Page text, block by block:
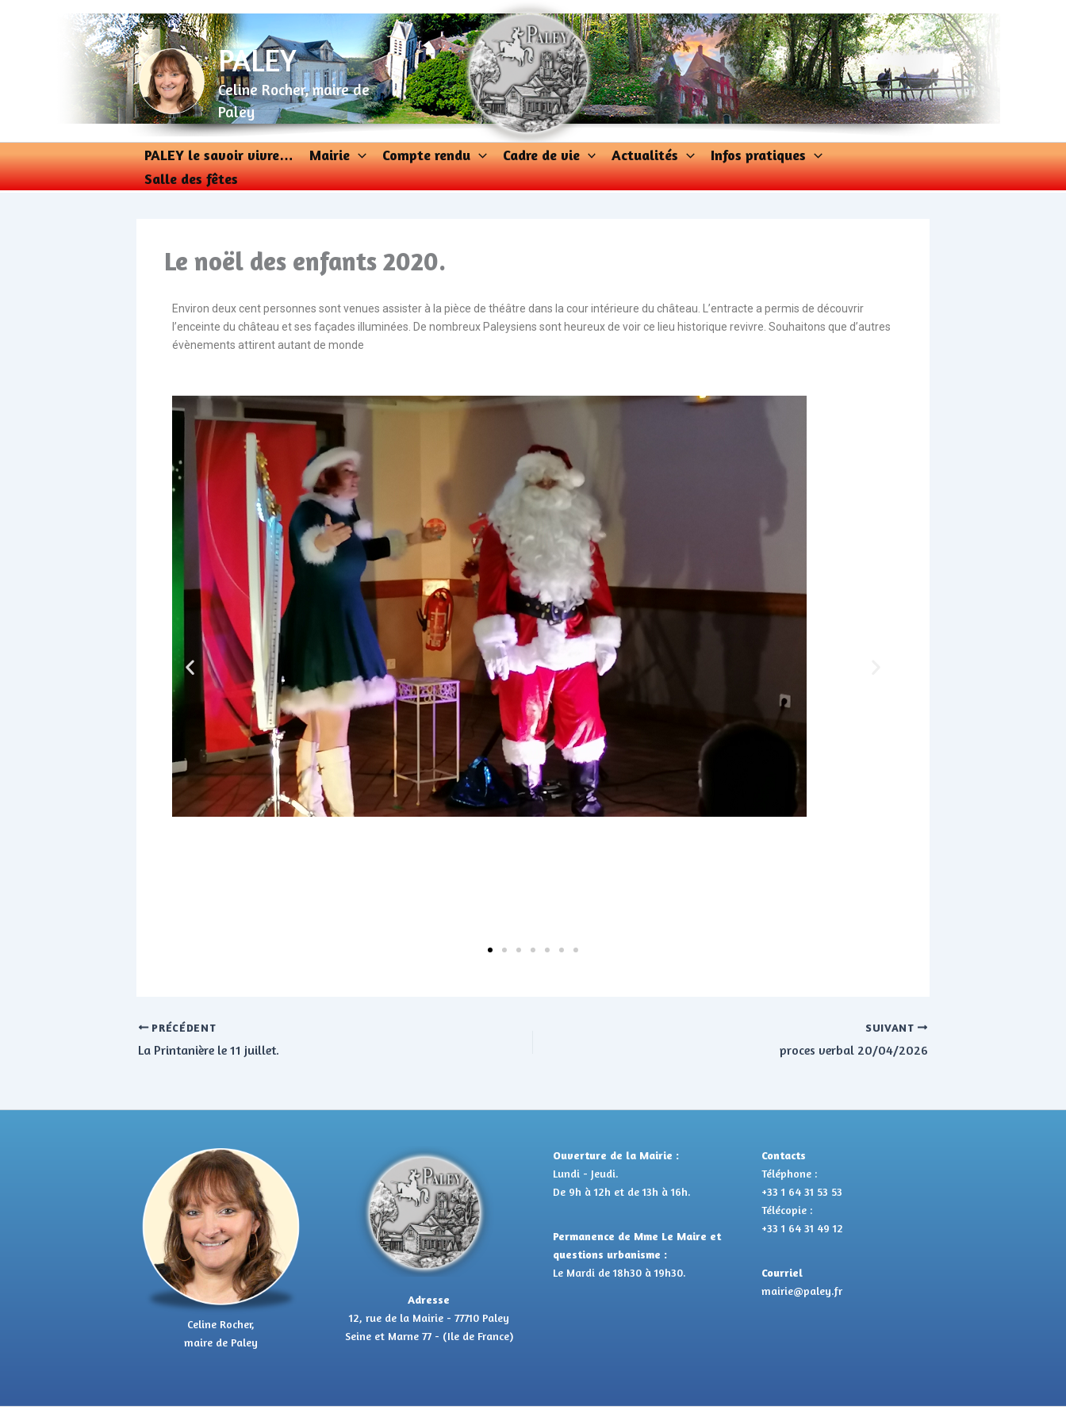
PALEY
Celine Rocher, maire de
Paley
PALEY le savoir vivre… Mairie Compte rendu Cadre de vie Actualités
Infos pratiques
Salle des fêtes
Le noël des enfants 2020.
Environ deux cent personnes sont venues assister à la pièce de théâtre dans la cour intérieure du château. L’entracte a permis de découvrir
l’enceinte du château et ses façades illuminées. De nombreux Paleysiens sont heureux de voir ce lieu historique revivre. Souhaitons que d’autres
évènements attirent autant de monde
PRÉCÉDENT
La Printanière le 11 juillet.
SUIVANT
proces verbal 20/04/2026
Celine Rocher,
maire de Paley
Adresse
12, rue de la Mairie - 77710 Paley
Seine et Marne 77 - (Ile de France)
Ouverture de la Mairie :
Lundi - Jeudi.
De 9h à 12h et de 13h à 16h.
Permanence de Mme Le Maire et
questions urbanisme :
Le Mardi de 18h30 à 19h30.
Contacts
Téléphone :
+33 1 64 31 53 53
Télécopie :
+33 1 64 31 49 12
Courriel
mairie@paley.fr